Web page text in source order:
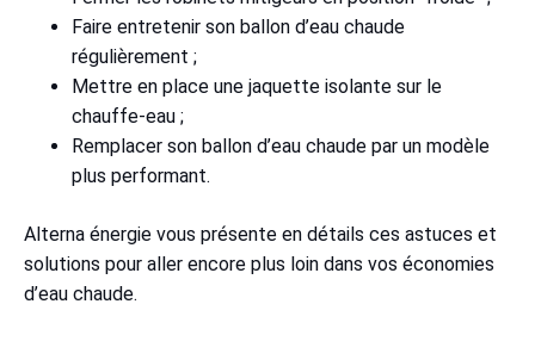
Faire entretenir son ballon d’eau chaude
régulièrement ;
Mettre en place une jaquette isolante sur le
chauffe-eau ;
Remplacer son ballon d’eau chaude par un modèle
plus performant.
Alterna énergie vous présente en détails ces astuces et
solutions pour aller encore plus loin dans vos économies
d’eau chaude.